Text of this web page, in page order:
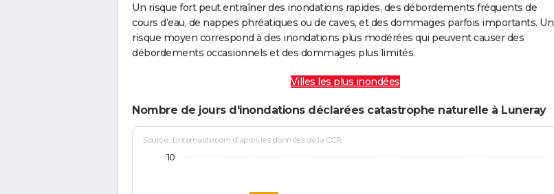
Un risque fort peut entraîner des inondations rapides, des débordements fréquents de
cours d’eau, de nappes phréatiques ou de caves, et des dommages parfois importants. Un
risque moyen correspond à des inondations plus modérées qui peuvent causer des
débordements occasionnels et des dommages plus limités.
Villes les plus inondées
Nombre de jours d'inondations déclarées catastrophe naturelle à Luneray
Source : Linternaute.com d'après les données de la CCR
10